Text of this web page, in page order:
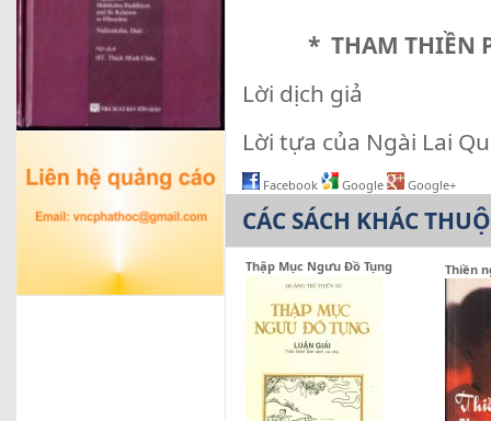
* THAM THIỀN
Lời dịch giả
Lời tựa của Ngài Lai
Facebook Google Google+
CÁC SÁCH KHÁC
Thập Mục Ngưu Đồ Tụng Thiền